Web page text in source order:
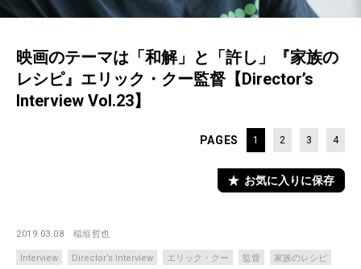
映画のテーマは「和解」と「許し」『家族の
レシピ』エリック・クー監督【Director’s
Interview Vol.23】
PAGES 1 2 3 4
お気に入りに保存
2019.03.08 稲垣哲也
Interview Director’s Interview エリック・クー 監督
家族のレシピ